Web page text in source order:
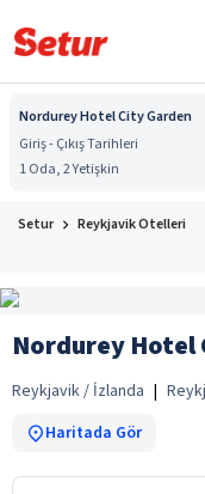
Nordurey Hotel City Garden
Giriş - Çıkış Tarihleri
1 Oda, 2 Yetişkin
Setur Reykjavik Otelleri
Nordurey Hotel
Reykjavik / İzlanda |
Haritada Gör